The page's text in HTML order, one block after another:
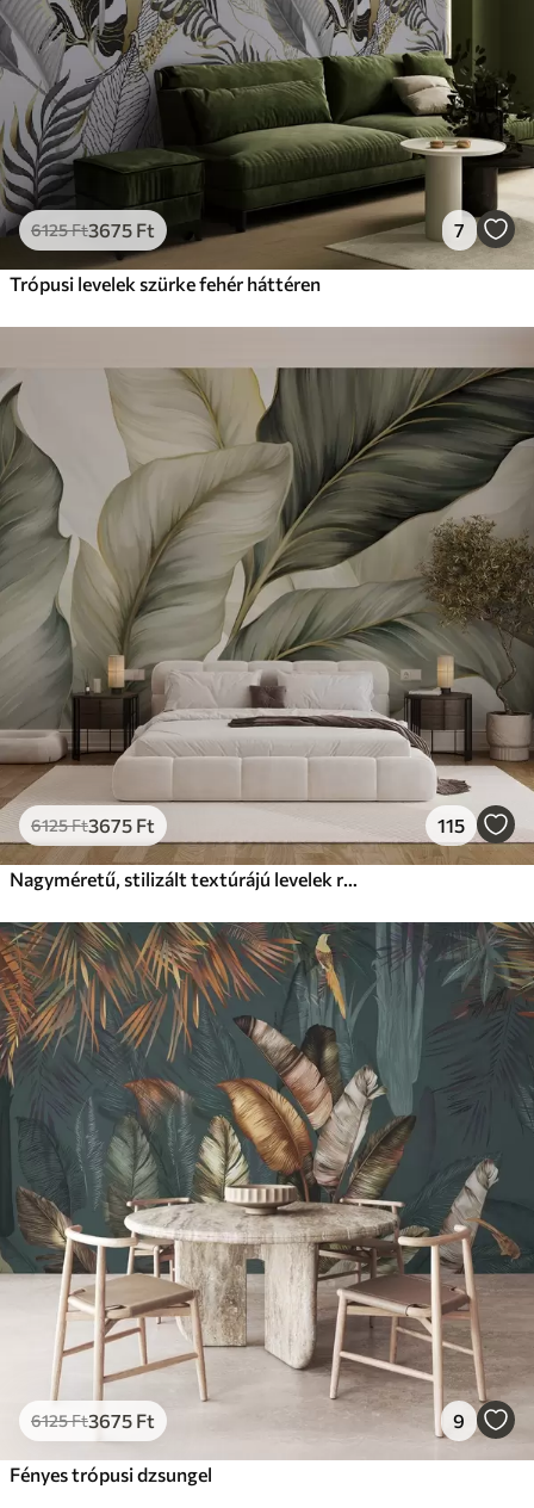
6125Ft3675 Ft 7
Trópusi levelek szürke fehér háttéren
6125Ft3675 Ft 115
6125Ft3675 Ft 9
Fényes trópusi dzsungel